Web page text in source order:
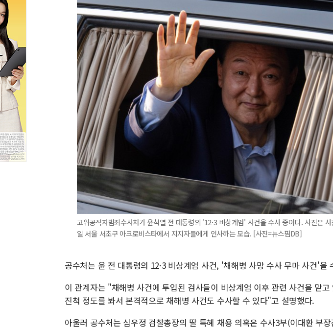
고위공직자범죄수사처가 윤석열 전 대통령의 '12·3 비상계엄' 사건을 수사 중이다. 사진은
일 서울 서초구 아크로비스타에서 지지자들에게 인사하는 모습. [사진=뉴스핌DB]
공수처는 윤 전 대통령의 12·3 비상계엄 사건, '채해병 사망 수사 무마 사건'을
이 관계자는 "채해병 사건에 투입된 검사들이 비상계엄 이후 관련 사건을 맡
진척 정도를 봐서 본격적으로 채해병 사건도 수사할 수 있다"고 설명했다.
아울러 공수처는 심우정 검찰총장의 딸 특혜 채용 의혹은 수사3부(이대환 부